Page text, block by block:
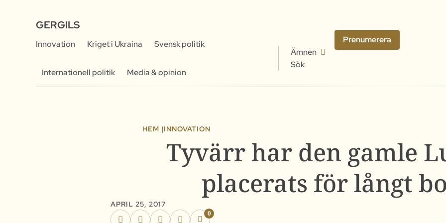
GERGILS
Innovation Kriget i Ukraina Svensk politik
Internationell politik Media & opinion
Ämnen
Sök
Prenumerera
HEM |INNOVATION
Tyvärr har den gamle
placerats för långt
APRIL 25, 2017
0